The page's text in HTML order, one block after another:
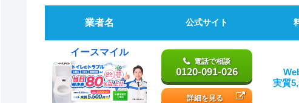
業者名 公式サイト
イースマイル
電話で相談
0120-091-026
詳細を見る
実質